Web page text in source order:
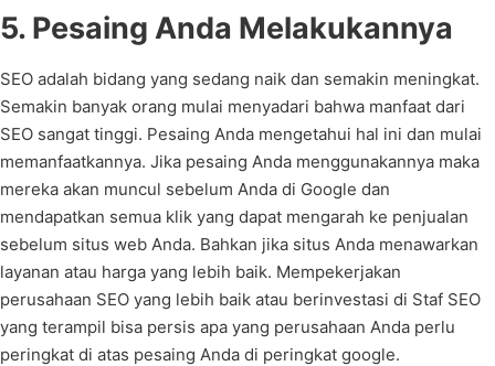
5. Pesaing Anda Melakukannya
SEO adalah bidang yang sedang naik dan semakin meningkat.
Semakin banyak orang mulai menyadari bahwa manfaat dari
SEO sangat tinggi. Pesaing Anda mengetahui hal ini dan mulai
memanfaatkannya. Jika pesaing Anda menggunakannya maka
mereka akan muncul sebelum Anda di Google dan
mendapatkan semua klik yang dapat mengarah ke penjualan
sebelum situs web Anda. Bahkan jika situs Anda menawarkan
layanan atau harga yang lebih baik. Mempekerjakan
perusahaan SEO yang lebih baik atau berinvestasi di Staf SEO
yang terampil bisa persis apa yang perusahaan Anda perlu
peringkat di atas pesaing Anda di peringkat google.